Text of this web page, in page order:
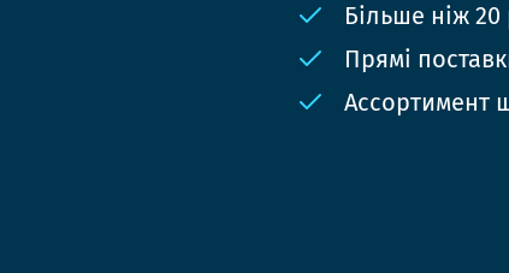
Більше ніж 20
Прямі
Ассортимент